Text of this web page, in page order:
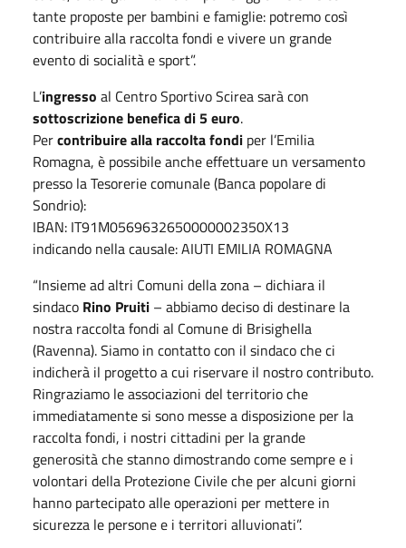
tante proposte per bambini e famiglie: potremo così
contribuire alla raccolta fondi e vivere un grande
evento di socialità e sport”.
L’ingresso al Centro Sportivo Scirea sarà con
sottoscrizione benefica di 5 euro.
Percontribuire alla raccolta fondi per l’Emilia
Romagna, è possibile anche effettuare un versamento
presso la Tesorerie comunale (Banca popolare di
Sondrio):
IBAN: IT91M0569632650000002350X13
indicando nella causale: AIUTI EMILIA ROMAGNA
“Insieme ad altri Comuni della zona – dichiara il
sindaco Rino Pruiti – abbiamo deciso di destinare la
nostra raccolta fondi al Comune di Brisighella
(Ravenna). Siamo in contatto con il sindaco che ci
indicherà il progetto a cui riservare il nostro contributo.
Ringraziamo le associazioni del territorio che
immediatamente si sono messe a disposizione per la
raccolta fondi, i nostri cittadini per la grande
generosità che stanno dimostrando come sempre e i
volontari della Protezione Civile che per alcuni giorni
hanno partecipato alle operazioni per mettere in
sicurezza le persone e i territori alluvionati”.